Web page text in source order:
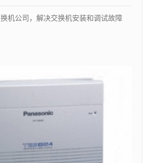
换机公司，解决交换机安装和调试故障